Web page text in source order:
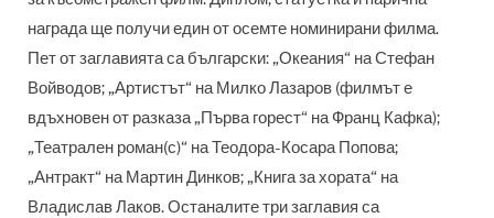
награда ще получи един от осемте номинирани филма.
Пет от заглавията са български: „Океания“ на Стефан
Войводов; „Артистът“ на Милко Лазаров (филмът е
вдъхновен от разказа „Първа горест“ на Франц Кафка);
„Театрален роман(с)“ на Теодора-Косара Попова;
„Антракт“ на Мартин Динков; „Книга за хората“ на
Владислав Лаков. Останалите три заглавия са